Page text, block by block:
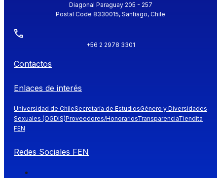
Diagonal Paraguay 205 - 257
Postal Code 8330015, Santiago, Chile
+56 2 2978 3301
Contactos
Enlaces de interés
Universidad de ChileSecretaría de EstudiosGénero y Diversidades
Sexuales (OGDIS)Proveedores/HonorariosTransparenciaTiendita
FEN
Redes Sociales FEN